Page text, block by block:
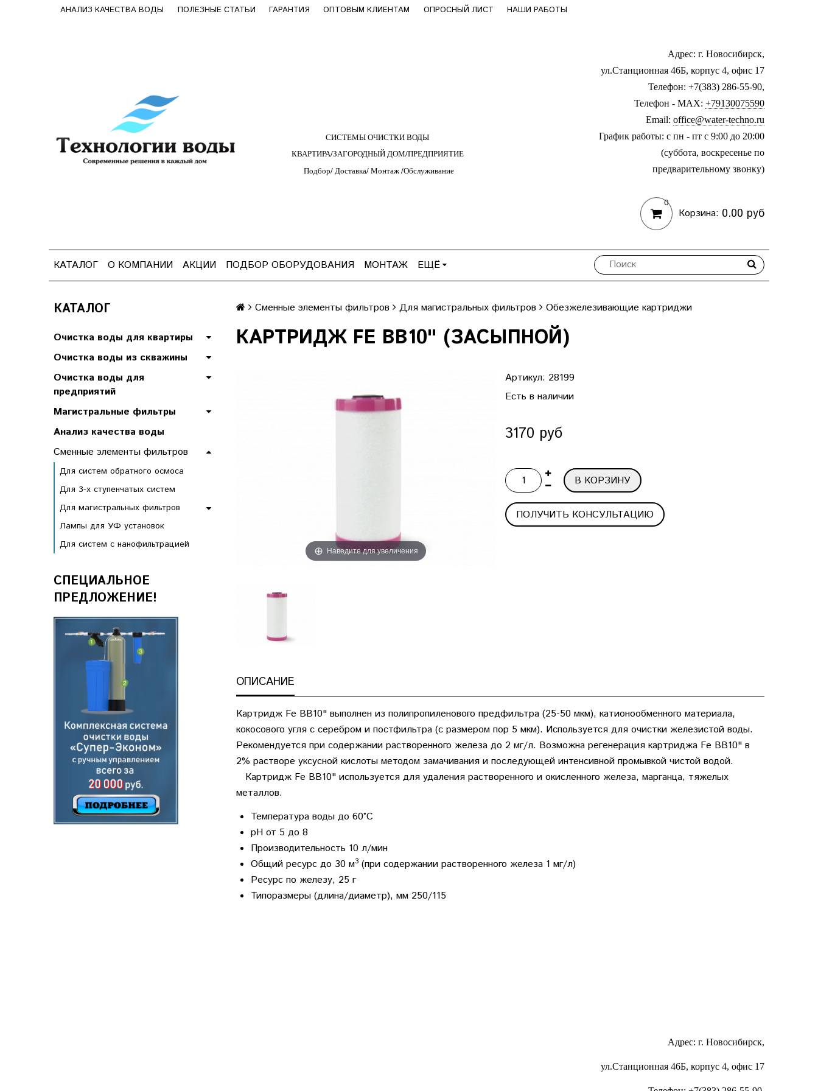
АНАЛИЗ КАЧЕСТВА ВОДЫ ПОЛЕЗНЫЕ СТАТЬИ ГАРАНТИЯ ОПТОВЫМ КЛИЕНТАМ ОПРОСНЫЙ ЛИСТ НАШИ РАБОТЫ
СИСТЕМЫ ОЧИСТКИ ВОДЫ
КВАРТИРА/ЗАГОРОДНЫЙ ДОМ/ПРЕДПРИЯТИЕ
Подбор/Доставка/Монтаж/Обслуживание
Адрес: г. Новосибирск,
ул.Станционная 46Б, корпус 4, офис 17
Телефон: +7(383) 286-55-90,
Телефон - MAX: +79130075590
Email: office@water-techno.ru
График работы: с пн - пт с 9:00 до 20:00
(суббота, воскресенье по
предварительному звонку)
0
Корзина: 0.00 руб
КАТАЛОГ О КОМПАНИИ АКЦИИ ПОДБОР ОБОРУДОВАНИЯ МОНТАЖ ЕЩЁ
КАТАЛОГ
Очистка воды для квартиры
Очистка воды из скважины
Очистка воды для
предприятий
Магистральные фильтры
Анализ качества воды
Сменные элементы фильтров
Для систем обратного осмоса
Для 3-х ступенчатых систем
Для магистральных фильтров
Лампы для УФ установок
Для систем с нанофильтрацией
СПЕЦИАЛЬНОЕ
ПРЕДЛОЖЕНИЕ!
Сменные элементы фильтров Для магистральных фильтров Обезжелезивающие картриджи
КАРТРИДЖ FE BB10" (ЗАСЫПНОЙ)
Наведите для увеличения
Артикул: 28199
Есть в наличии
3170 руб
В КОРЗИНУ
ПОЛУЧИТЬ КОНСУЛЬТАЦИЮ
ОПИСАНИЕ
Картридж Fe BB10" выполнен из полипропиленового предфильтра (25-50 мкм), катионообменного материала,
кокосового угля с серебром и постфильтра (с размером пор 5 мкм). Используется для очистки железистой воды.
Рекомендуется при содержании растворенного железа до 2 мг/л. Возможна регенерация картриджа Fe BB10" в
2% растворе уксусной кислоты методом замачивания и последующей интенсивной промывкой чистой водой.
Картридж Fe BВ10" используется для удаления растворенного и окисленного железа, марганца, тяжелых
металлов.
Температура воды до 60°С
рН от 5 до 8
Производительность 10 л/мин
Общий ресурс до 30 м3 (при содержании растворенного железа 1 мг/л)
Ресурс по железу, 25 г
Типоразмеры (длина/диаметр), мм 250/115
Адрес: г. Новосибирск,
ул.Станционная 46Б, корпус 4, офис 17